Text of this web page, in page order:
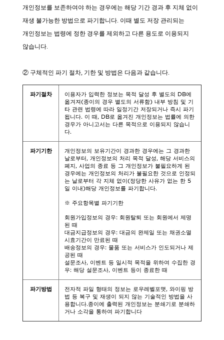
개인정보를 보존하여야 하는 경우에는 해당 기간 경과 후 지체 없이
재생 불가능한 방법으로 파기합니다. 이때 별도 저장 관리되는
개인정보는 법령에 정한 경우를 제외하고 다른 용도로 이용되지
않습니다.
② 구체적인 파기 절차, 기한 및 방법은 다음과 같습니다.
파기절차
이용자가 입력한 정보는 목적 달성 후 별도의 DB에
옮겨져(종이의 경우 별도의 서류함) 내부 방침 및 기
타 관련 법령에 따라 일정기간 저장되거나 즉시 파기
됩니다. 이 때, DB로 옮겨진 개인정보는 법률에 의한
경우가 아니고서는 다른 목적으로 이용되지 않습니
다.
파기기한
개인정보의 보유기간이 경과한 경우에는 그 경과한
날로부터, 개인정보의 처리 목적 달성, 해당 서비스의
폐지, 사업의 종료 등 그 개인정보가 불필요하게 된
경우에는 개인정보의 처리가 불필요한 것으로 인정되
는 날로부터 각 지체 없이(정당한 사유가 없는 한 5
일 이내)해당 개인정보를 파기합니다.
※ 주요항목별 파기기한
회원가입정보의 경우: 회원탈퇴 또는 회원에서 제명
된 때
대금지급정보의 경우: 대금의 완제일 또는 채권소멸
시효기간이 만료된 때
배송정보의 경우: 물품 또는 서비스가 인도되거나 제
공된 때
설문조사, 이벤트 등 일시적 목적을 위하여 수집한 경
우: 해당 설문조사, 이벤트 등이 종료한 때
파기방법
전자적 파일 형태의 정보는 로우레벨포맷, 와이핑 방
법 등 복구 및 재생이 되지 않는 기술적인 방법을 사
용합니다.종이에 출력된 개인정보는 분쇄기로 분쇄하
거나 소각을 통하여 파기합니다